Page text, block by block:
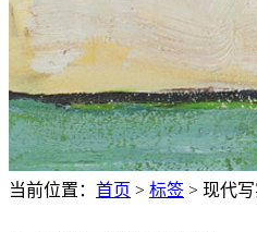
当前位置： 首页 > 标签 > 现代